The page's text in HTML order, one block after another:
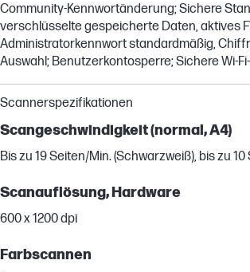
Community-Kennwortänderung; Sichere
verschlüsselte gespeicherte Daten, aktives
Administratorkennwort standardmäßig,
Auswahl; Benutzerkontosperre; Sichere Wi-
Scannerspezifikationen
Scangeschwindigkeit (normal, A4)
Bis zu 19 Seiten/Min. (Schwarzweiß), bis zu
Scanauflösung, Hardware
600 x 1200 dpi
Farbscannen